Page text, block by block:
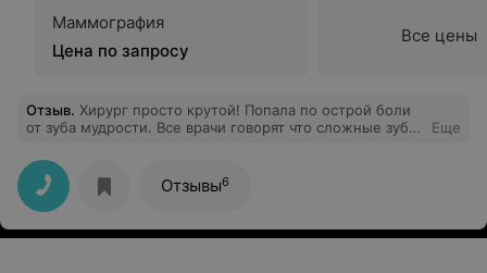
Маммография
Цена по запросу
Все цены
Отзыв. Хирург просто крутой! Попала по острой боли
от зуба мудрости. Все врачи говорят что сложные зубы
зуба нет. Я в восторге! Врач просто крутышка с
золотыми руками! Чувствую себя прекрасно, ничего не
болит, лечение назначено, консультация проведена. Я
осталась довольна. Врач действительно профессионал
своего дела!
Еще
Отзывы6